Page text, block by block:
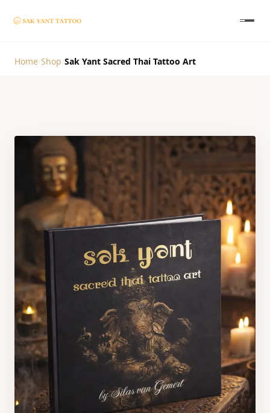
Home Shop Sak Yant Sacred Thai Tattoo Art